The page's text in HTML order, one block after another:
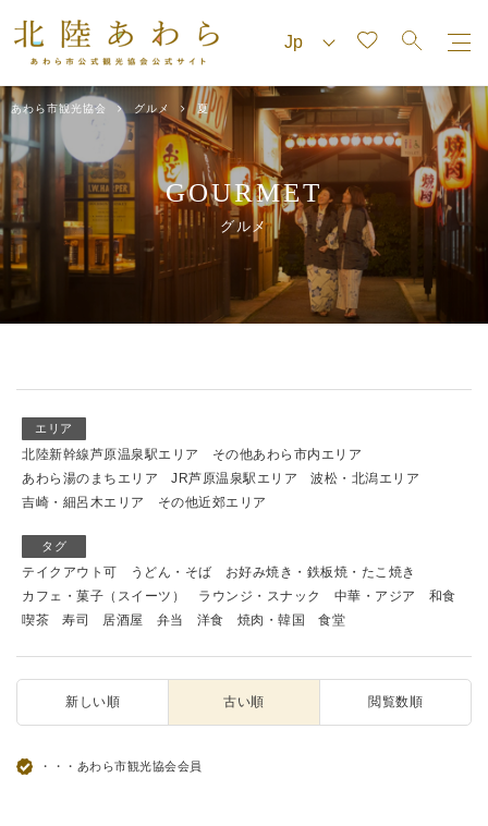
あわら市観光協会 グルメ 夏
GOURMET
グルメ
エリア
北陸新幹線芦原温泉駅エリア
その他あわら市内エリア
あわら湯のまちエリア
JR芦原温泉駅エリア
波松・北潟エリア
吉崎・細呂木エリア
その他近郊エリア
タグ
テイクアウト可 うどん・そば
お好み焼き・鉄板焼・たこ焼き
カフェ・菓子（スイーツ）
ラウンジ・スナック 中華・アジア
和食
喫茶
寿司 居酒屋 弁当 洋食 焼肉・韓国 食堂
新しい順 古い順 閲覧数順
・・・あわら市観光協会会員